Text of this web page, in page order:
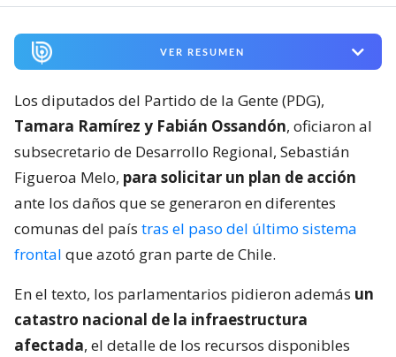
VER RESUMEN
Los diputados del Partido de la Gente (PDG),
Tamara Ramírez y Fabián Ossandón, oficiaron al
subsecretario de Desarrollo Regional, Sebastián
Figueroa Melo, para solicitar un plan de acción
ante los daños que se generaron en diferentes
comunas del país tras el paso del último sistema
frontal que azotó gran parte de Chile.
En el texto, los parlamentarios pidieron además un
catastro nacional de la infraestructura
afectada, el detalle de los recursos disponibles